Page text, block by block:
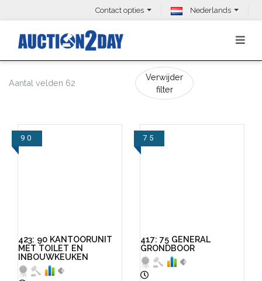
Contact opties Nederlands
Aantal velden 62
Verwijder
filter
90
423: 90 KANTOORUNIT
MET TOILET EN
INBOUWKEUKEN
75
417: 75 GENERAL
GRONDBOOR